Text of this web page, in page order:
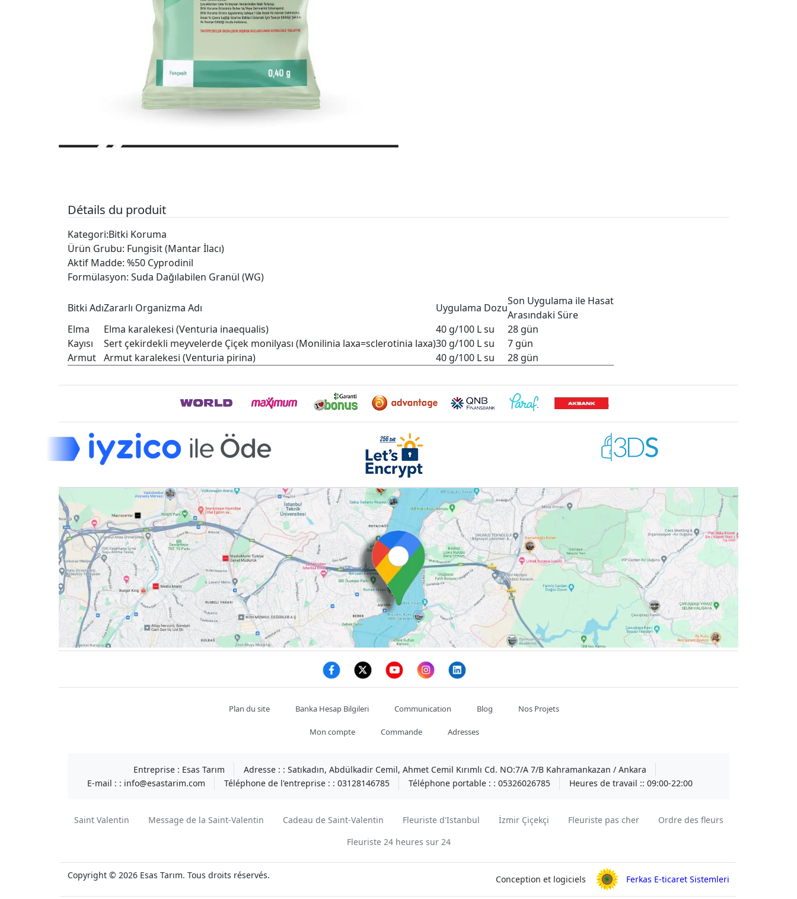
Détails du produit
Kategori:Bitki Koruma
Ürün Grubu: Fungisit (Mantar İlacı)
Aktif Madde: %50 Cyprodinil
Formülasyon: Suda Dağılabilen Granül (WG)
Bitki AdıZararlı Organizma Adı Uygulama Dozu
Son Uygulama ile Hasat
Arasındaki Süre
Elma
Elma karalekesi (Venturia inaequalis) 40 g/100 L su
28 gün
Kayısı
Sert çekirdekli meyvelerde Çiçek monilyası (Monilinia laxa=sclerotinia laxa)30 g/100 L su
7 gün
Armut Armut karalekesi (Venturia pirina) 40 g/100 L su 28 gün
Facebook
twitter
youtube
instagram
linkedin
Plan du site Banka Hesap Bilgileri Communication Blog Nos Projets
Mon compte Commande Adresses
Entreprise : Esas Tarım Adresse : : Satıkadın, Abdülkadir Cemil, Ahmet Cemil Kırımlı Cd. NO:7/A 7/B Kahramankazan / Ankara
E-mail : : info@esastarim.com Téléphone de l'entreprise : : 03128146785 Téléphone portable : : 05326026785 Heures de travail :: 09:00-22:00
Saint Valentin Message de la Saint-Valentin Cadeau de Saint-Valentin Fleuriste d'Istanbul İzmir Çiçekçi Fleuriste pas cher
Ordre des fleurs
Fleuriste 24 heures sur 24
Copyright © 2026 Esas Tarım. Tous droits réservés. Conception et logiciels Ferkas E-ticaret Sistemleri